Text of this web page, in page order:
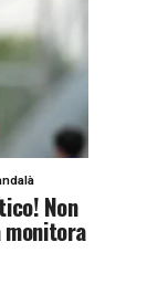
Non
monitora